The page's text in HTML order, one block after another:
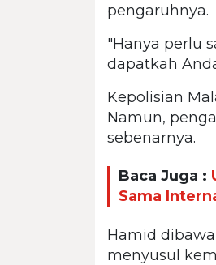
pengaruhnya.
"Hanya perlu
dapatkah
Kepolisian
Namun,
sebenarnya.
Baca Juga :
Sama
Hamid
menyusul